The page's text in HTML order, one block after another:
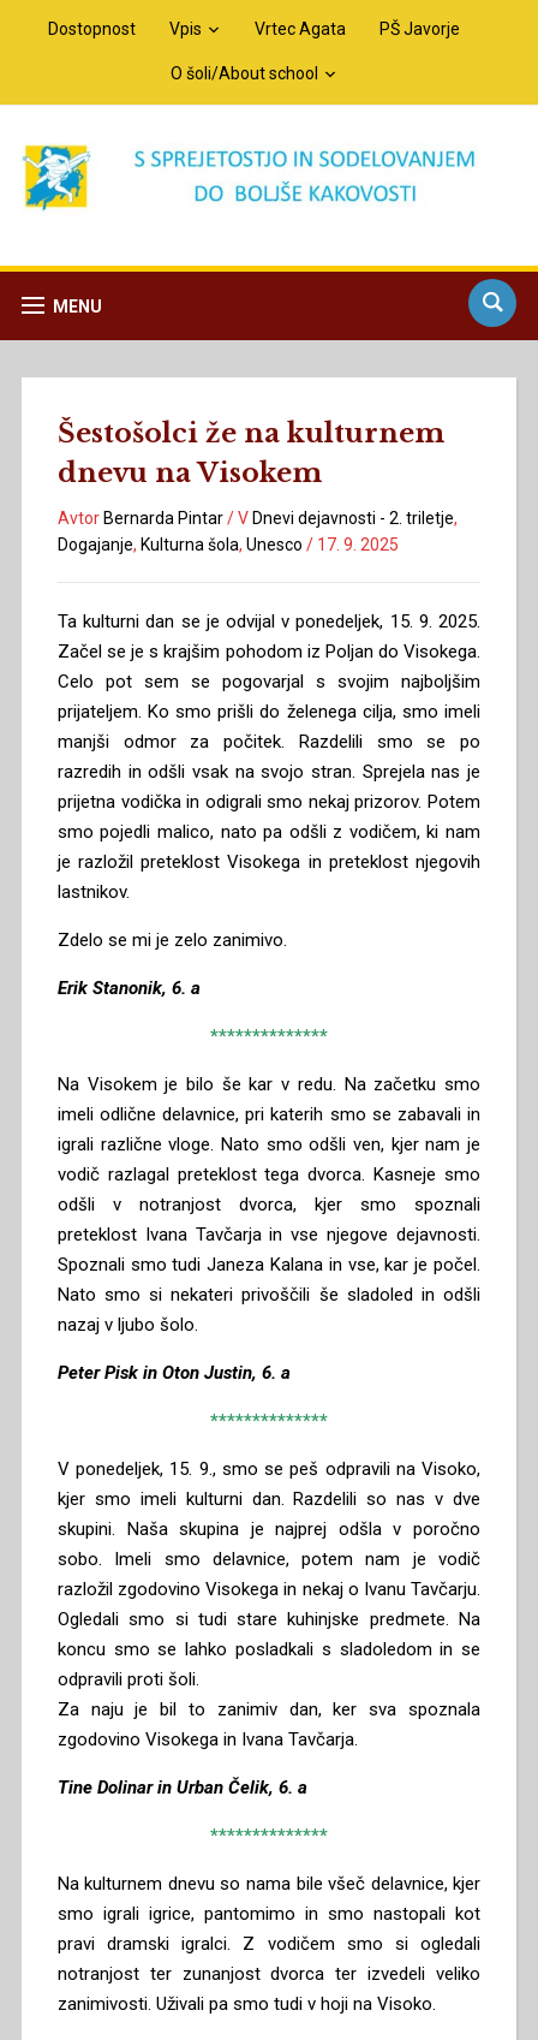
Dostopnost Vpis Vrtec Agata PŠ Javorje
O šoli/About school
MENU
Šestošolci že na kulturnem
dnevu na Visokem
Avtor Bernarda Pintar/V Dnevi dejavnosti - 2. triletje,
Dogajanje, Kulturna šola, Unesco / 17. 9. 2025
Ta kulturni dan se je odvijal v ponedeljek, 15. 9. 2025.
Začel se je s krajšim pohodom iz Poljan do Visokega.
Celo pot sem se pogovarjal s svojim najboljšim
prijateljem. Ko smo prišli do želenega cilja, smo imeli
manjši odmor za počitek. Razdelili smo se po
razredih in odšli vsak na svojo stran. Sprejela nas je
prijetna vodička in odigrali smo nekaj prizorov. Potem
smo pojedli malico, nato pa odšli z vodičem, ki nam
je razložil preteklost Visokega in preteklost njegovih
lastnikov.
Zdelo se mi je zelo zanimivo.
Erik Stanonik, 6. a
**************
Na Visokem je bilo še kar v redu. Na začetku smo
imeli odlične delavnice, pri katerih smo se zabavali in
igrali različne vloge. Nato smo odšli ven, kjer nam je
vodič razlagal preteklost tega dvorca. Kasneje smo
odšli v notranjost dvorca, kjer smo spoznali
preteklost Ivana Tavčarja in vse njegove dejavnosti.
Spoznali smo tudi Janeza Kalana in vse, kar je počel.
Nato smo si nekateri privoščili še sladoled in odšli
nazaj v ljubo šolo.
Peter Pisk in Oton Justin, 6. a
**************
V ponedeljek, 15. 9., smo se peš odpravili na Visoko,
kjer smo imeli kulturni dan. Razdelili so nas v dve
skupini. Naša skupina je najprej odšla v poročno
sobo. Imeli smo delavnice, potem nam je vodič
razložil zgodovino Visokega in nekaj o Ivanu Tavčarju.
Ogledali smo si tudi stare kuhinjske predmete. Na
koncu smo se lahko posladkali s sladoledom in se
odpravili proti šoli.
Za naju je bil to zanimiv dan, ker sva spoznala
zgodovino Visokega in Ivana Tavčarja.
Tine Dolinar in Urban Čelik, 6. a
**************
Na kulturnem dnevu so nama bile všeč delavnice, kjer
smo igrali igrice, pantomimo in smo nastopali kot
pravi dramski igralci. Z vodičem smo si ogledali
notranjost ter zunanjost dvorca ter izvedeli veliko
zanimivosti. Uživali pa smo tudi v hoji na Visoko.